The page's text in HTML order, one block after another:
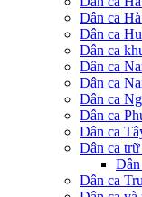
Dân ca
Dân ca
Dân ca
Dân ca
Dân ca
Dân ca
Dân ca
Dân ca
Dân ca
Dân ca